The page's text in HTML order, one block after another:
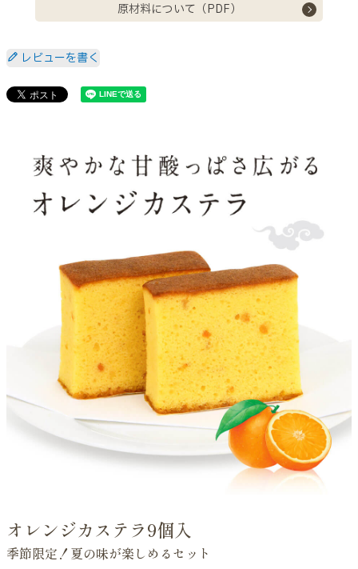
原材料について（PDF）
レビューを書く
オレンジカステラ9個入
季節限定！夏の味が楽しめるセット